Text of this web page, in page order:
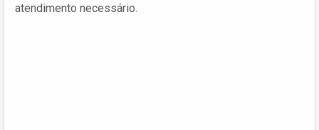
atendimento necessário.